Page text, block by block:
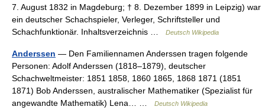
7. August 1832 in Magdeburg; † 8. Dezember 1899 in Leipzig) war
ein deutscher Schachspieler, Verleger, Schriftsteller und
Schachfunktionär. Inhaltsverzeichnis …
Deutsch Wikipedia
Anderssen — Den Familiennamen Anderssen tragen folgende
Personen: Adolf Anderssen (1818–1879), deutscher
Schachweltmeister: 1851 1858, 1860 1865, 1868 1871 (1851
1871) Bob Anderssen, australischer Mathematiker (Spezialist für
angewandte Mathematik) Lena… …
Deutsch Wikipedia